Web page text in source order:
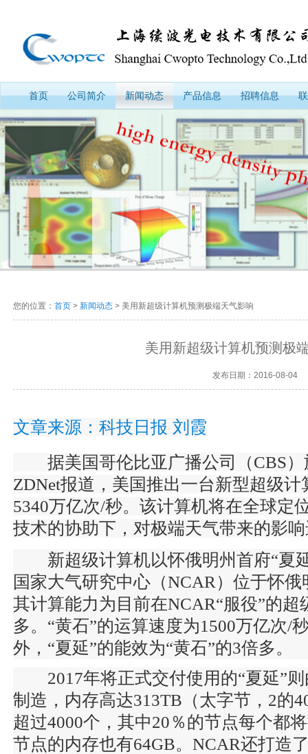
首页 公司简介 新闻动态 产品信息 招聘信息
您的位置： 首页 > 新闻动态 > 美用新超级计算机预测极端天气影响
美用新超级计算机预测极
发布日期：2016-08-04
文章来源： 科技日报 刘霞
据美国哥伦比亚广播公司（CBS）
ZDNet报道，美国推出一台新型超级
5340万亿次/秒。该计算机将在全球定
技术的协助下，对极端天气带来的影
新超级计算机以怀俄明州首府“夏
国家大气研究中心（NCAR）位于怀
其计算能力为目前在NCAR“服役”的超
多。“黄石”的运算速度为1500万亿次/
外，“夏延”的能效为“黄石”的3倍多。
2017年将正式交付使用的“夏延”则
制造，内存高达313TB（太字节，2的
超过4000个，其中20％的节点每个都
节点的内存也有64GB。NCAR还打造